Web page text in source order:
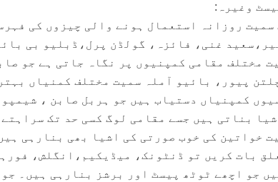
وغیرہ:
روزانہ استعمال ہونے والی چیزوں کی
غنی، فائزہ، گولڈن پرل،ڈبلیو بی
مختلف مقامی کمپنیوں پر نگاہ جاتی ہے جو
پیور، بائیو آملہ سمیت مختلف کمنیاں
کمپنیاں دستیاب ہیں جو ہربل صابن ،
بناتی ہیں جسے مقامی لوگ کسی حد تک
خواتین کی خوب صورتی کی اشیا بھی بنارہی
بات کریں تو ڈنٹونک، میڈیکیم،انگلش،
جو اچھے ٹوٹھ پیسٹ اور برشز بنارہی ہیں۔